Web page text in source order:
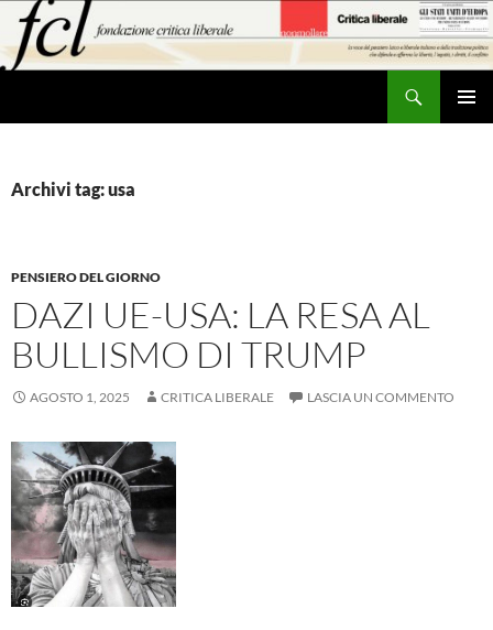
contenuto
Archivi tag: usa
PENSIERO DEL GIORNO
DAZI UE-USA: LA RESA AL
BULLISMO DI TRUMP
AGOSTO 1, 2025 CRITICA LIBERALE LASCIA UN COMMENTO